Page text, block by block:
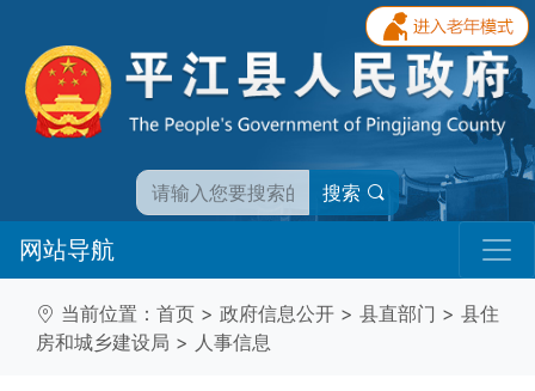
搜索
网站导航
当前位置： 首页 > 政府信息公开 > 县直部门 > 县住
房和城乡建设局 > 人事信息